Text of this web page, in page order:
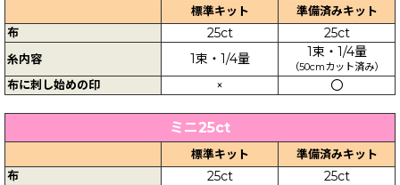
標準キット
準備済みキット
布
25ct 25ct
糸内容 1束・1/4量 1束・1/4量
（50cmカット済み）
布に刺し始めの印 × 〇
ミニ25ct
標準キット
準備済みキット
布
25ct 25ct